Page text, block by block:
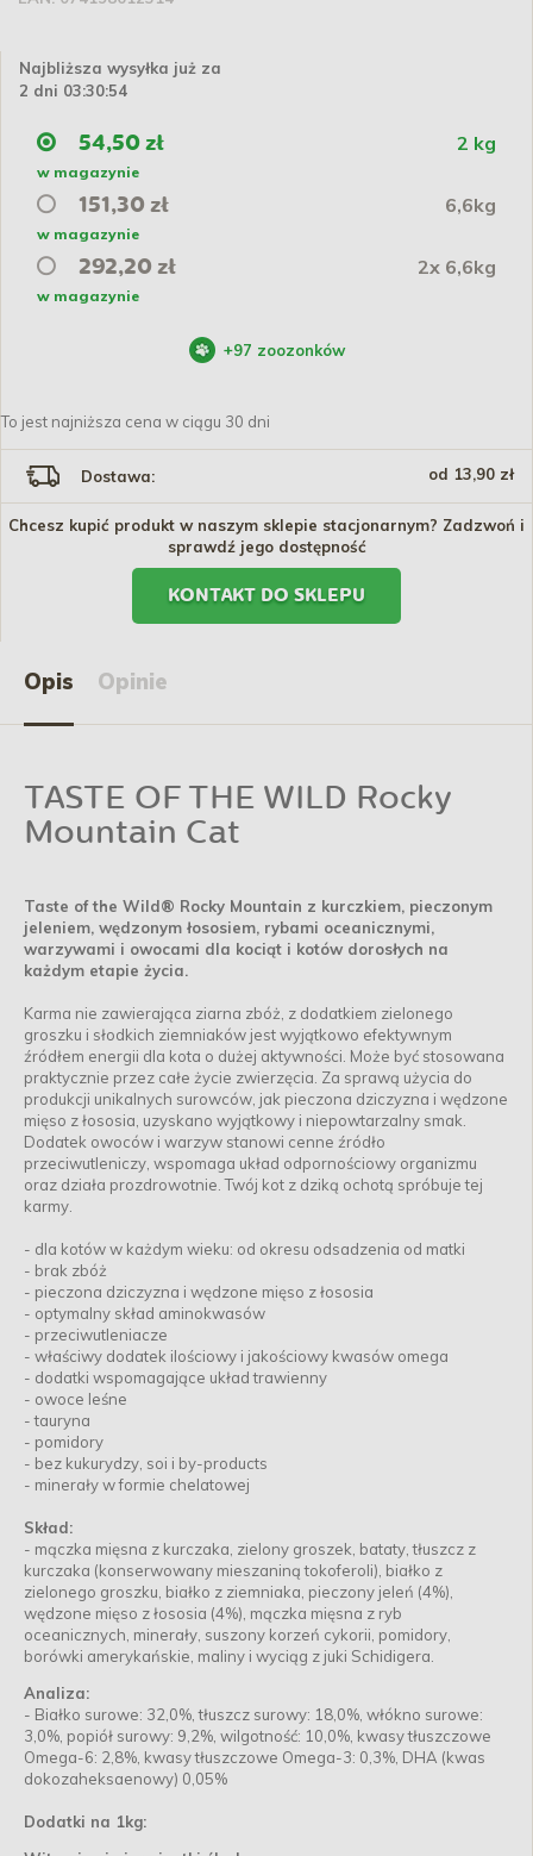
Najbliższa wysyłka już za
2 dni 03:30:54
54,50 zł 2 kg
w magazynie
151,30 zł 6,6kg
w magazynie
292,20 zł 2x 6,6kg
w magazynie
+97 zoozonków
To jest najniższa cena w ciągu 30 dni
Dostawa: od 13,90 zł
Chcesz kupić produkt w naszym sklepie stacjonarnym? Zadzwoń i
sprawdź jego dostępność
KONTAKT DO SKLEPU
Opis Opinie
TASTE OF THE WILD Rocky
Mountain Cat
Taste of the Wild® Rocky Mountain z kurczkiem, pieczonym
jeleniem, wędzonym łososiem, rybami oceanicznymi,
warzywami i owocami dla kociąt i kotów dorosłych na
każdym etapie życia.
Karma nie zawierająca ziarna zbóż, z dodatkiem zielonego
groszku i słodkich ziemniaków jest wyjątkowo efektywnym
źródłem energii dla kota o dużej aktywności. Może być stosowana
praktycznie przez całe życie zwierzęcia. Za sprawą użycia do
produkcji unikalnych surowców, jak pieczona dziczyzna i wędzone
mięso z łososia, uzyskano wyjątkowy i niepowtarzalny smak.
Dodatek owoców i warzyw stanowi cenne źródło
przeciwutleniczy, wspomaga układ odpornościowy organizmu
oraz działa prozdrowotnie. Twój kot z dziką ochotą spróbuje tej
karmy.
- dla kotów w każdym wieku: od okresu odsadzenia od matki
- brak zbóż
- pieczona dziczyzna i wędzone mięso z łososia
- optymalny skład aminokwasów
- przeciwutleniacze
- właściwy dodatek ilościowy i jakościowy kwasów omega
- dodatki wspomagające układ trawienny
- owoce leśne
- tauryna
- pomidory
- bez kukurydzy, soi i by-products
- minerały w formie chelatowej
Skład:
- mączka mięsna z kurczaka, zielony groszek, bataty, tłuszcz z
kurczaka (konserwowany mieszaniną tokoferoli), białko z
zielonego groszku, białko z ziemniaka, pieczony jeleń (4%),
wędzone mięso z łososia (4%), mączka mięsna z ryb
oceanicznych, minerały, suszony korzeń cykorii, pomidory,
borówki amerykańskie, maliny i wyciąg z juki Schidigera.
Analiza:
- Białko surowe: 32,0%, tłuszcz surowy: 18,0%, włókno surowe:
3,0%, popiół surowy: 9,2%, wilgotność: 10,0%, kwasy tłuszczowe
Omega-6: 2,8%, kwasy tłuszczowe Omega-3: 0,3%, DHA (kwas
dokozaheksaenowy) 0,05%
Dodatki na 1kg: